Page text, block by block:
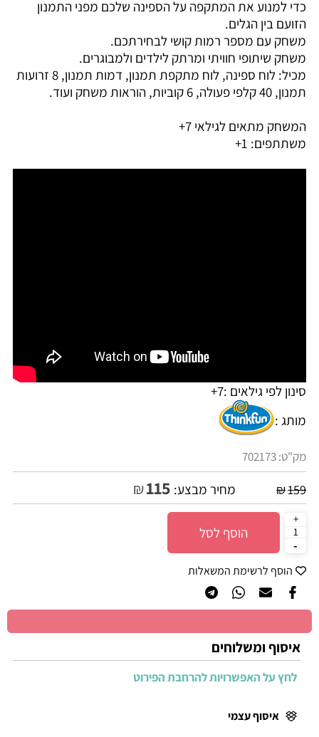
כדי למנוע את המתקפה על הספינה שלכם מפני התמנון
הזועם בין הגלים.
משחק עם מספר רמות קושי לבחירתכם.
משחק שיתופי חוויתי ומרתק לילדים ולמבוגרים.
מכיל: לוח ספינה, לוח מתקפת תמנון, דמות תמנון, 8 זרועות
תמנון, 40 קלפי פעולה, 6 קוביות, הוראות משחק ועוד.
המשחק מתאים לגילאי 7+
משתתפים: 1+
סינון לפי גילאים :7+
מותג :
מק"ט:702173
₪159 מחיר מבצע: ₪115
הוסף לסל
הוסף לרשימת המשאלות
איסוף ומשלוחים
לחץ על האפשרויות להרחבת הפירוט
איסוף עצמי